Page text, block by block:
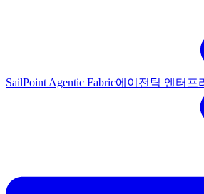
SailPoint Agentic Fabric에이전틱 엔터프